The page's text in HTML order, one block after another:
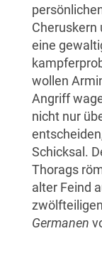
Cheruskern
eine
wollen
Angriff
nicht nur
Schicksal.
Thorags
alter Feind
Germanen